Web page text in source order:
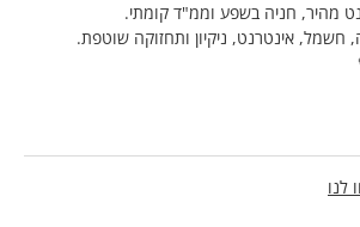
מהיר, חניה בשפע וממ"ד קומתי.
חשמל, אינטרנט, ניקיון ותחזוקה שוטפת.
לנו